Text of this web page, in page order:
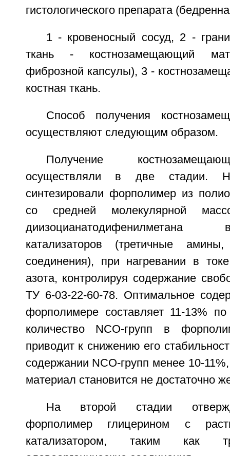
гистологического препарата
1 - кровеносный сосуд, 2 -
ткань - костнозамещающий
фиброзной капсулы), 3 -
костная ткань.
Способ получения
осуществляют следующим образом.
Получение
осуществляли в две стадии.
синтезировали форполимер из
со средней молекулярной
катализаторов (третичные амины,
соединения), при нагревании в
азота, контролируя содержание
ТУ 6-03-22-60-78. Оптимальное
форполимере составляет 11-13%
количество NCO-групп в
приводит к снижению его
содержании NCO-групп менее 10-
материал становится не достаточно
На второй стадии
форполимер глицерином с
катализатором, таким как